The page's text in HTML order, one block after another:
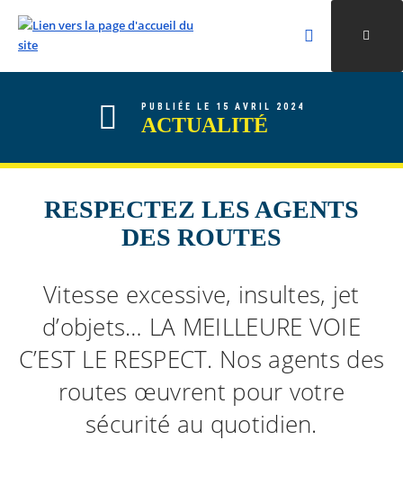
ALLER AU CONTENU
ALLER AU MENU
ALLER À LA RECHERCHE
Rechercher
Valider la
PUBLIÉE LE 15 AVRIL 2024
ACTUALITÉ
RESPECTEZ LES AGENTS
DES ROUTES
Vitesse excessive, insultes, jet
d’objets… LA MEILLEURE VOIE
C’EST LE RESPECT. Nos agents des
routes œuvrent pour votre
sécurité au quotidien.